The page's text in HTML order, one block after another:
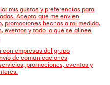
mis gustos y preferencias para
Acepto que me envien
promociones hechas a mi medida,
eventos y todo lo que se alinee
empresas del grupo
de comunicaciones
promociones, eventos y